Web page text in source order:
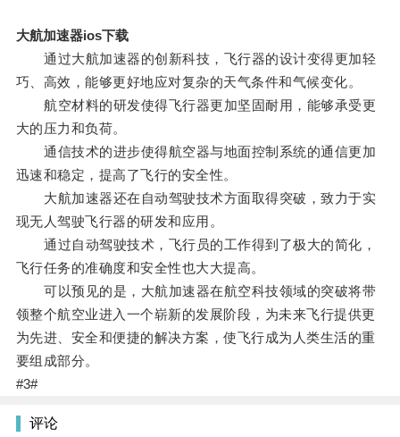
大航加速器ios下载
通过大航加速器的创新科技，飞行器的设计变得更加轻
巧、高效，能够更好地应对复杂的天气条件和气候变化。
航空材料的研发使得飞行器更加坚固耐用，能够承受更
大的压力和负荷。
通信技术的进步使得航空器与地面控制系统的通信更加
迅速和稳定，提高了飞行的安全性。
大航加速器还在自动驾驶技术方面取得突破，致力于实
现无人驾驶飞行器的研发和应用。
通过自动驾驶技术，飞行员的工作得到了极大的简化，
飞行任务的准确度和安全性也大大提高。
可以预见的是，大航加速器在航空科技领域的突破将带
领整个航空业进入一个崭新的发展阶段，为未来飞行提供更
为先进、安全和便捷的解决方案，使飞行成为人类生活的重
要组成部分。
#3#
评论